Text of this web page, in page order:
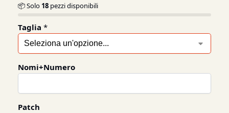
📦 Solo 18 pezzi disponibili
Taglia *
Nomi+Numero
Patch